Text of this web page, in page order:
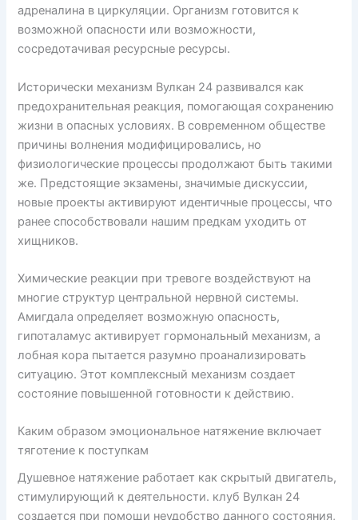
адреналина в циркуляции. Организм готовится к
возможной опасности или возможности,
сосредотачивая ресурсные ресурсы.
Исторически механизм Вулкан 24 развивался как
предохранительная реакция, помогающая сохранению
жизни в опасных условиях. В современном обществе
причины волнения модифицировались, но
физиологические процессы продолжают быть такими
же. Предстоящие экзамены, значимые дискуссии,
новые проекты активируют идентичные процессы, что
ранее способствовали нашим предкам уходить от
хищников.
Химические реакции при тревоге воздействуют на
многие структур центральной нервной системы.
Амигдала определяет возможную опасность,
гипоталамус активирует гормональный механизм, а
лобная кора пытается разумно проанализировать
ситуацию. Этот комплексный механизм создает
состояние повышенной готовности к действию.
Каким образом эмоциональное натяжение включает
тяготение к поступкам
Душевное натяжение работает как скрытый двигатель,
стимулирующий к деятельности. клуб Вулкан 24
создается при помощи неудобство данного состояния,